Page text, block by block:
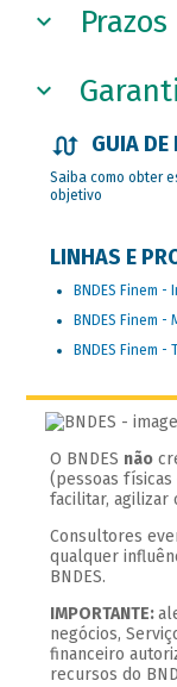
Prazos
GUIA DE
Saiba como obter
objetivo
LINHAS E
BNDES Finem
BNDES Finem
BNDES Finem
O BNDES não
(pessoas
facilitar, agilizar
Consultores
qualquer
BNDES.
IMPORTANTE:
negócios,
financeiro
recursos do